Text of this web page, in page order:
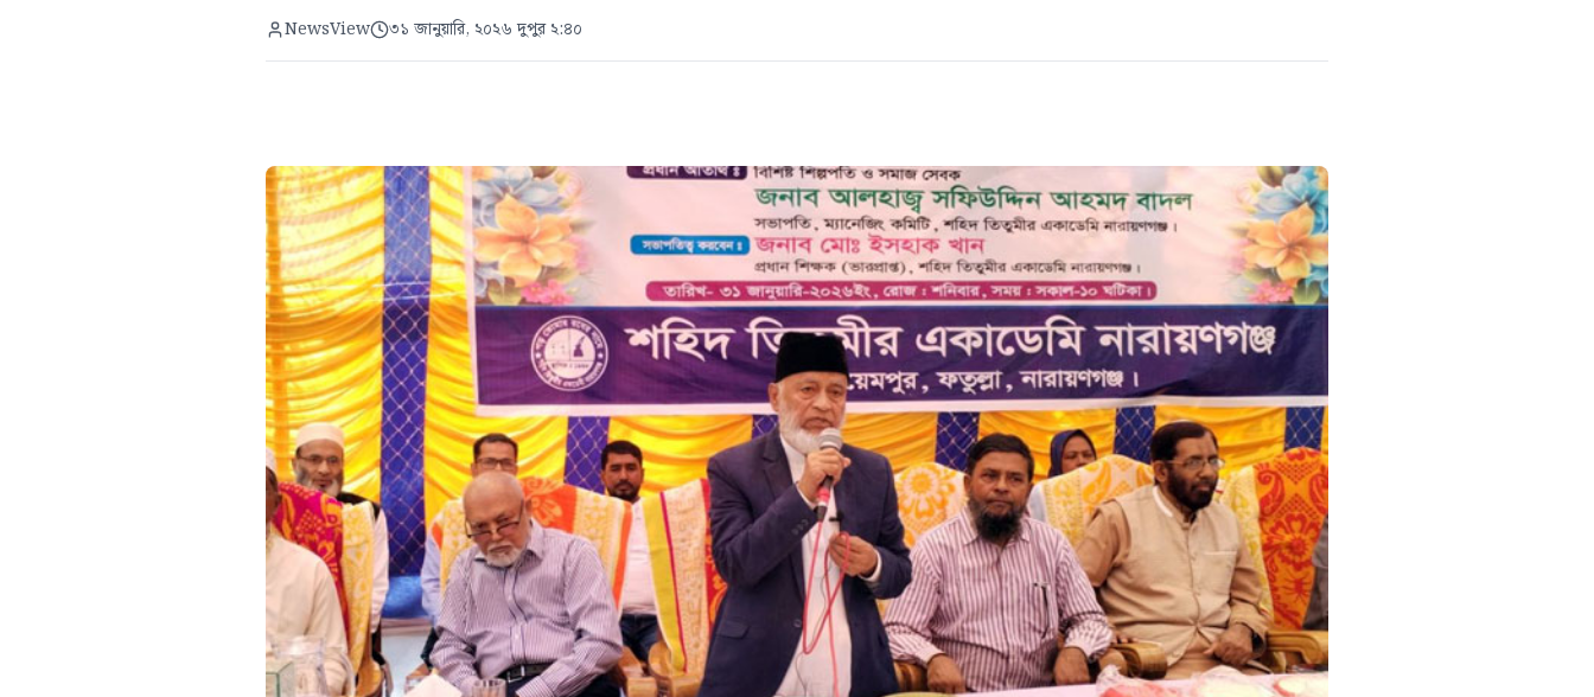
NewsView ৩১ জানুয়ারি, ২০২৬ দুপুর ২:৪০